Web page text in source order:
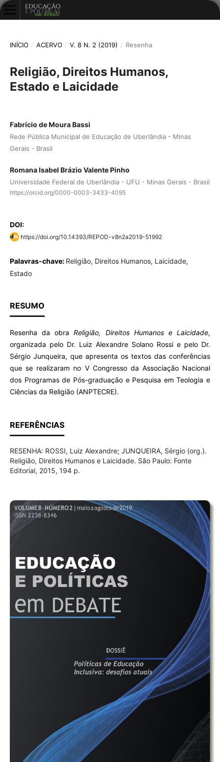
INÍCIO / ACERVO / V. 8 N. 2 (2019) / Resenha
Religião, Direitos Humanos,
Estado e Laicidade
Fabrício de Moura Bassi
Rede Pública Municipal de Educação de Uberlândia - Minas
Gerais - Brasil
Romana Isabel Brázio Valente Pinho
Universidade Federal de Uberlândia - UFU - Minas Gerais - Brasil
https://orcid.org/0000-0003-3433-4095
DOI:
https://doi.org/10.14393/REPOD-v8n2a2019-51992
Palavras-chave: Religião, Direitos Humanos, Laicidade,
Estado
RESUMO
Resenha da obraReligião, Direitos Humanos e Laicidade,
organizada pelo Dr. Luiz Alexandre Solano Rossi e pelo Dr.
Sérgio Junqueira, que apresenta os textos das conferências
que se realizaram no V Congresso da Associação Nacional
dos Programas de Pós-graduação e Pesquisa em Teologia e
Ciências da Religião (ANPTECRE).
REFERÊNCIAS
RESENHA: ROSSI, Luiz Alexandre; JUNQUEIRA, Sérgio (org.).
Religião, Direitos Humanos e Laicidade. São Paulo: Fonte
Editorial, 2015, 194 p.